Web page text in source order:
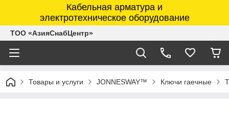
Кабельная арматура и
электротехническое оборудование
ТОО «АзияСнабЦентр»
Товары и услуги JONNESWAY™ Ключи гаечные